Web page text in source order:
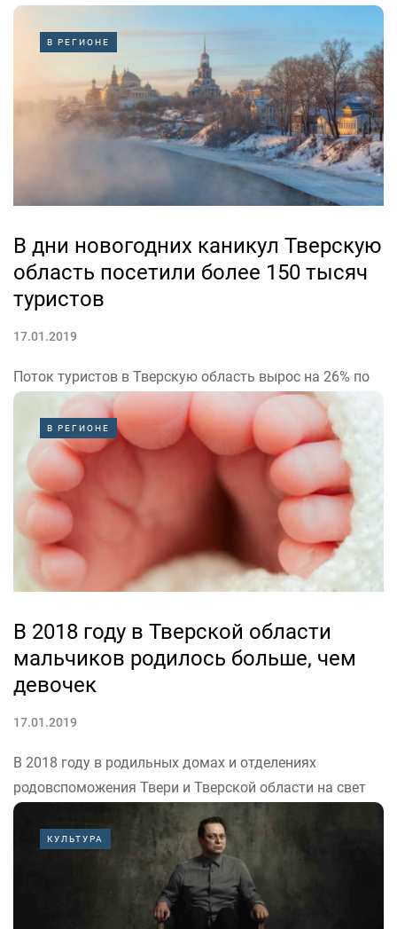
целом.
Об этом губернатор Игорь Руденя заявил в ходе
общения с журналистами по итогам заседании
областного правительства 15 января.
«Наша задача – сделать...
В РЕГИОНЕ
В дни новогодних каникул Тверскую
область посетили более 150 тысяч
туристов
17.01.2019
Поток туристов в Тверскую область вырос на 26% по
сравнению с 2018 годом.
С 30 декабря по 8 января загрузка отелей Тверской
области по сравнению с аналогичным периодом
прошлого года выросла на 12%. По информации
Министерства туризма Тверской области основными...
В РЕГИОНЕ
В 2018 году в Тверской области
мальчиков родилось больше, чем
девочек
17.01.2019
В 2018 году в родильных домах и отделениях
родовспоможения Твери и Тверской области на свет
появилось 11595 детей.
Мальчиков родилось больше – 6009. Девочек –
5586. Более 8000 малышей родилось в Твери. Лидером
по числу новорожденных стал областной клинический
КУЛЬТУРА